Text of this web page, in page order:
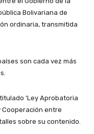
Bolivariana de
ordinaria, transmitida
son cada vez más
‘Ley Aprobatoria
Cooperación entre
sobre su contenido.